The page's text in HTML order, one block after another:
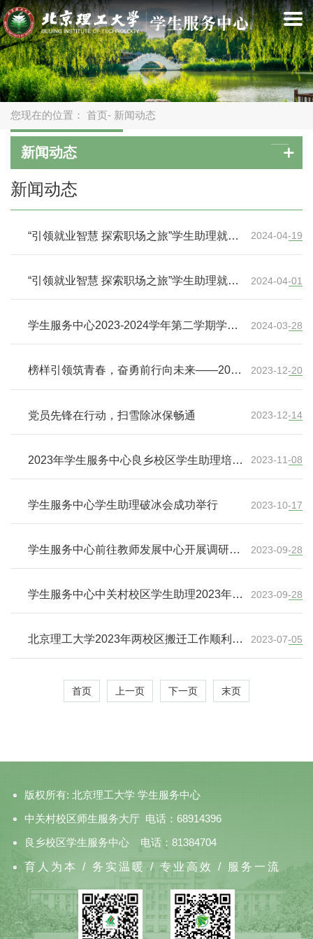
您现在的位置： 首页- 新闻动态
新闻动态
新闻动态
“引领就业智慧 探索职场之旅”学生助理就业
2024-04-19
“引领就业智慧 探索职场之旅”学生助理就业
2024-04-01
学生服务中心2023-2024学年第二学期学生
2024-03-28
榜样引领筑青春，奋勇前行向未来——2023
2023-12-20
党员先锋在行动，扫雪除冰保畅通 2023-12-14
2023年学生服务中心良乡校区学生助理培训
2023-11-08
学生服务中心学生助理破冰会成功举行 2023-10-17
学生服务中心前往教师发展中心开展调研交
2023-09-28
学生服务中心中关村校区学生助理2023年秋
2023-09-28
北京理工大学2023年两校区搬迁工作顺利完
2023-07-05
首页 上一页 下一页 末页
版权所有: 北京理工大学 学生服务中心
中关村校区师生服务大厅 电话：68914396
良乡校区学生服务中心 电话：81384704
育人为本 / 务实温暖 / 专业高效 / 服务一流